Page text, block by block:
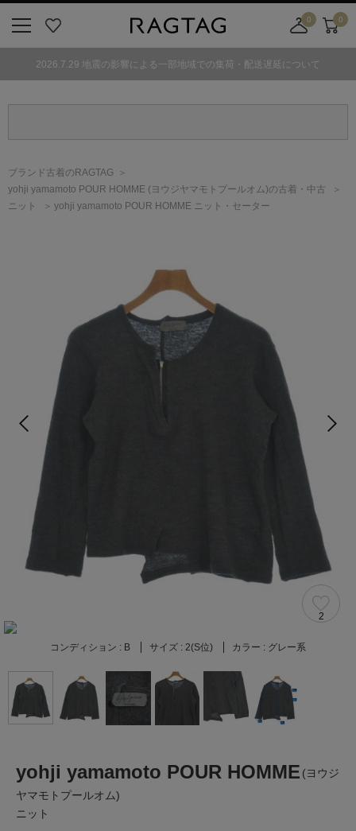
気
0
舗
カ
0
2026.7.29 地震の影響による一部地域での集荷・配送遅延について
ブランド古着のRAGTAG
yohji yamamoto POUR HOMME (ヨウジヤマモトプールオム)の古着・中古
ニット
yohji yamamoto POUR HOMME ニット・セーター
2
コンディション : B サイズ : 2(S位) カラー : グレー系
yohji yamamoto POUR HOMME (ヨウジ
ヤマモトプールオム)
ニット